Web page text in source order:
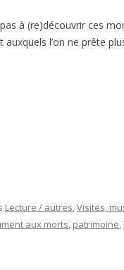
à (re)découvrir ces
l’on ne prête
Lecture / autres,Visites,
aux morts, patrimoine,